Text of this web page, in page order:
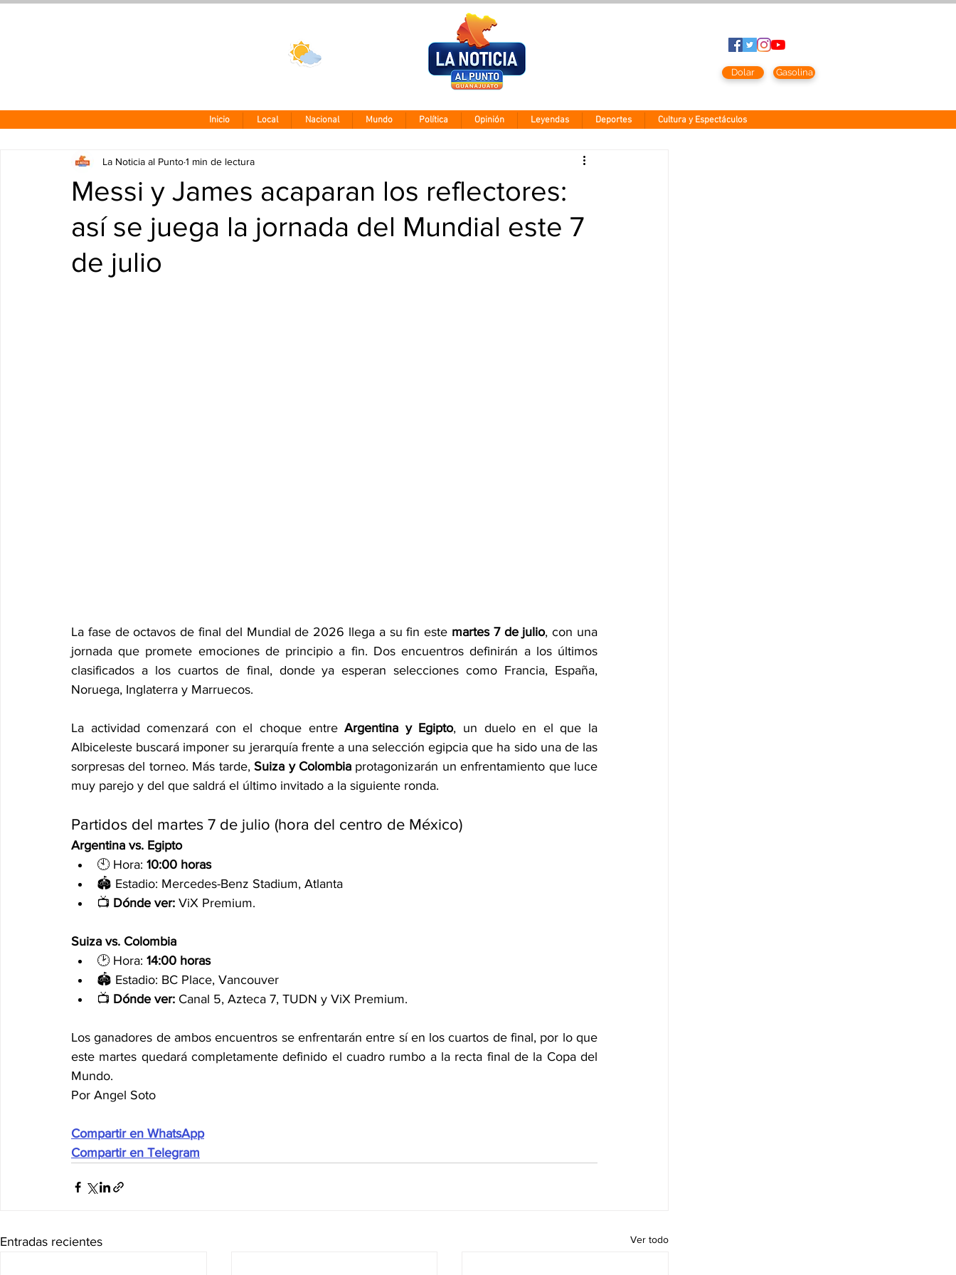
Dolar Gasolina
Inicio Local Nacional Mundo Política Opinión Leyendas Deportes Cultura y Espectáculos
Messi y James acaparan los reflectores:
así se juega la jornada del Mundial este 7
de julio
La Noticia al Punto1 min de lectura
La fase de octavos de final del Mundial de 2026 llega a su fin este martes 7 de julio, con una
jornada que promete emociones de principio a fin. Dos encuentros definirán a los últimos
clasificados a los cuartos de final, donde ya esperan selecciones como Francia, España,
Noruega, Inglaterra y Marruecos.
La actividad comenzará con el choque entre Argentina y Egipto, un duelo en el que la
Albiceleste buscará imponer su jerarquía frente a una selección egipcia que ha sido una de las
sorpresas del torneo. Más tarde, Suiza y Colombia protagonizarán un enfrentamiento que luce
muy parejo y del que saldrá el último invitado a la siguiente ronda.
Partidos del martes 7 de julio (hora del centro de México)
Argentina vs. Egipto
🕙 Hora: 10:00 horas
🏟️ Estadio: Mercedes-Benz Stadium, Atlanta
📺 Dónde ver: ViX Premium.
Suiza vs. Colombia
🕑 Hora: 14:00 horas
🏟️ Estadio: BC Place, Vancouver
📺 Dónde ver: Canal 5, Azteca 7, TUDN y ViX Premium.
Los ganadores de ambos encuentros se enfrentarán entre sí en los cuartos de final, por lo que
este martes quedará completamente definido el cuadro rumbo a la recta final de la Copa del
Mundo.
Por Angel Soto
Compartir en WhatsApp
Compartir en Telegram
Entradas recientes Ver todo